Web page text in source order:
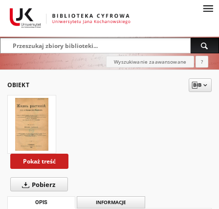
Wyszukiwanie zaawansowane ?
OBIEKT
Pokaż treść
Pobierz
OPIS INFORMACJE